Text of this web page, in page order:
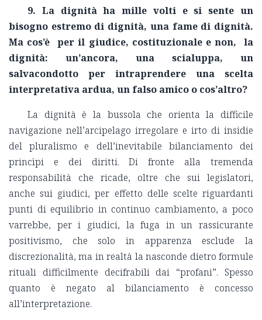
9. La dignità ha mille volti e si sente un
bisogno estremo di dignità, una fame di dignità.
Ma cos’è per il giudice, costituzionale e non, la
dignità: un’ancora, una scialuppa, un
salvacondotto per intraprendere una scelta
interpretativa ardua, un falso amico o cos’altro?
La dignità è la bussola che orienta la difficile
navigazione nell’arcipelago irregolare e irto di insidie
del pluralismo e dell’inevitabile bilanciamento dei
princìpi e dei diritti. Di fronte alla tremenda
responsabilità che ricade, oltre che sui legislatori,
anche sui giudici, per effetto delle scelte riguardanti
punti di equilibrio in continuo cambiamento, a poco
varrebbe, per i giudici, la fuga in un rassicurante
positivismo, che solo in apparenza esclude la
discrezionalità, ma in realtà la nasconde dietro formule
rituali difficilmente decifrabili dai “profani”. Spesso
quanto è negato al bilanciamento è concesso
all’interpretazione.